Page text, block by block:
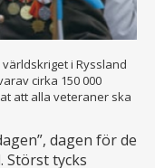
i Ryssland
cirka 150 000
att alla veteraner ska
dagen för de
Störst tycks